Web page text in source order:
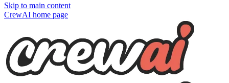
Skip to main content
CrewAI home page